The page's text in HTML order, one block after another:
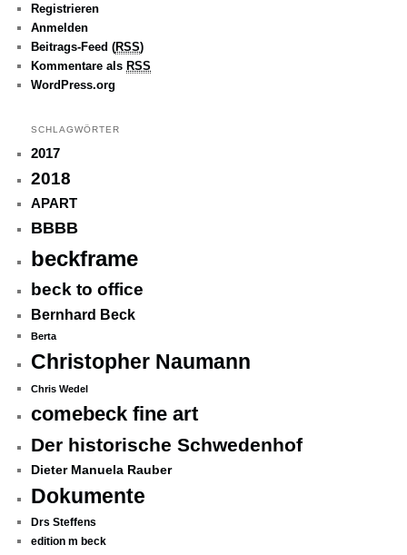
Registrieren
Anmelden
Beitrags-Feed (RSS)
Kommentare alsRSS
WordPress.org
SCHLAGWÖRTER
2017
2018
APART
BBBB
beckframe
beck to office
Bernhard Beck
Berta
Christopher Naumann
Chris Wedel
comebeck fine art
Der historische Schwedenhof
Dieter Manuela Rauber
Dokumente
Drs Steffens
edition m beck